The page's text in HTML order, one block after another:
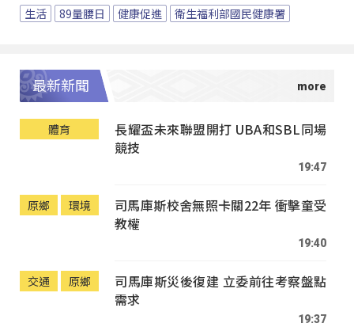
生活 89量腰日 健康促進 衛生福利部國民健康署
最新新聞
體育
長耀盃未來聯盟開打 UBA和SBL同場
競技
19:47
原鄉 環境
司馬庫斯校舍無照卡關22年 衝擊童受
教權
19:40
交通 原鄉
司馬庫斯災後復建 立委前往考察盤點
需求
19:37